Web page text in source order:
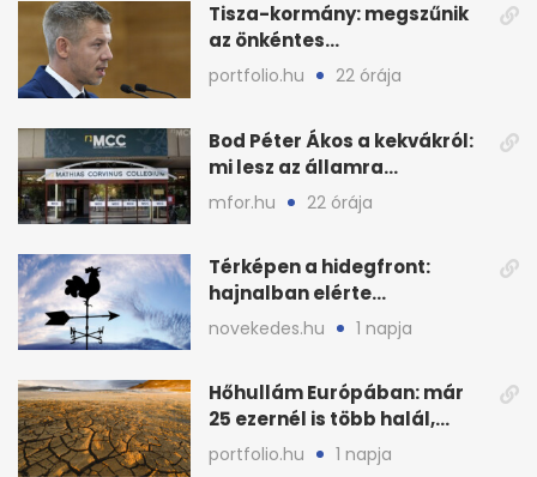
Tisza-kormány: megszűnik
az önkéntes
fogyasztáscsökkentés
portfolio.hu 22 órája
Bod Péter Ákos a kekvákról:
mi lesz az államra
visszaszálló vagyonnal?
mfor.hu 22 órája
Térképen a hidegfront:
hajnalban elérte
Magyarország határát
novekedes.hu 1 napja
Hőhullám Európában: már
25 ezernél is több halál,
folytatódhat
portfolio.hu 1 napja